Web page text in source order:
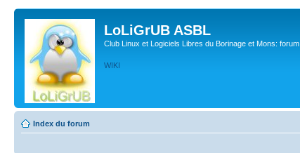
LoLiGrUB ASBL
Club Linux et Logiciels Libres du Borinage et Mons: forum
WIKI
Index du forum